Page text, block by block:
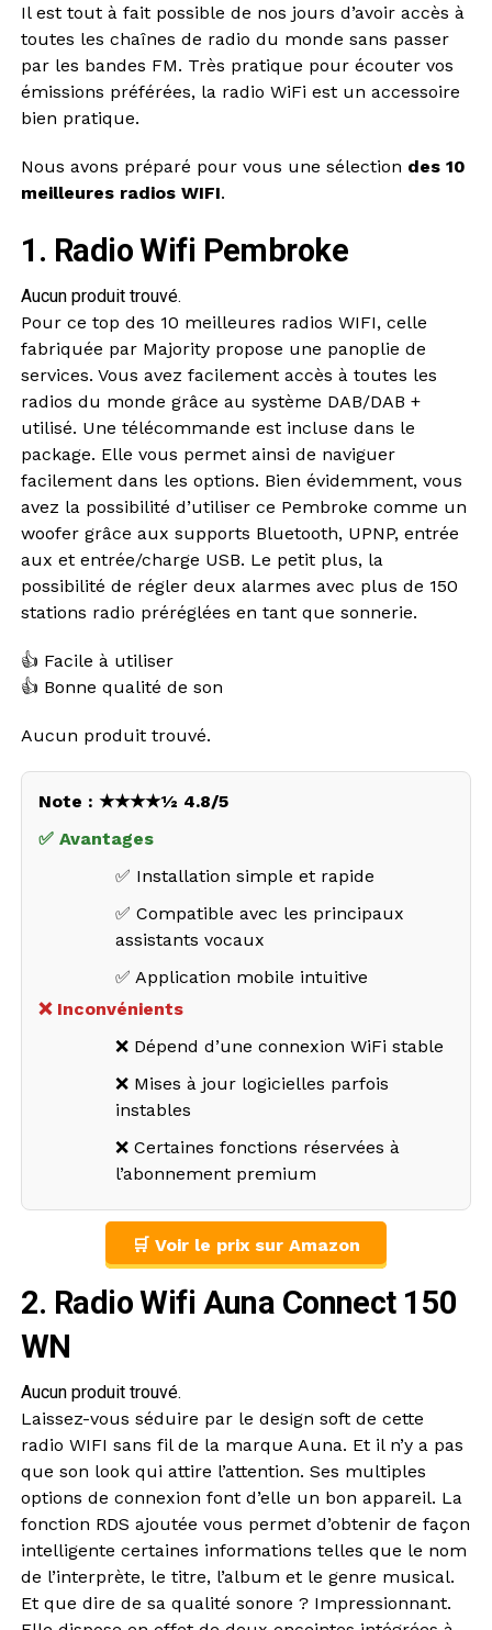
Il est tout à fait possible de nos jours d’avoir accès à
toutes les chaînes de radio du monde sans passer
par les bandes FM. Très pratique pour écouter vos
émissions préférées, la radio WiFi est un accessoire
bien pratique.
Nous avons préparé pour vous une sélection des 10
meilleures radios WIFI.
1. Radio Wifi Pembroke
Aucun produit trouvé.
Pour ce top des 10 meilleures radios WIFI, celle
fabriquée par Majority propose une panoplie de
services. Vous avez facilement accès à toutes les
radios du monde grâce au système DAB/DAB +
utilisé. Une télécommande est incluse dans le
package. Elle vous permet ainsi de naviguer
facilement dans les options. Bien évidemment, vous
avez la possibilité d’utiliser ce Pembroke comme un
woofer grâce aux supports Bluetooth, UPNP, entrée
aux et entrée/charge USB. Le petit plus, la
possibilité de régler deux alarmes avec plus de 150
stations radio préréglées en tant que sonnerie.
👍 Facile à utiliser
👍 Bonne qualité de son
Aucun produit trouvé.
Note : ★★★★½ 4.8/5
✅ Avantages
✅ Installation simple et rapide
✅ Compatible avec les principaux
assistants vocaux
✅ Application mobile intuitive
❌ Inconvénients
❌ Dépend d’une connexion WiFi stable
❌ Mises à jour logicielles parfois
instables
❌ Certaines fonctions réservées à
l’abonnement premium
🛒 Voir le prix sur Amazon
2. Radio Wifi Auna Connect 150
WN
Aucun produit trouvé.
Laissez-vous séduire par le design soft de cette
radio WIFI sans fil de la marque Auna. Et il n’y a pas
que son look qui attire l’attention. Ses multiples
options de connexion font d’elle un bon appareil. La
fonction RDS ajoutée vous permet d’obtenir de façon
intelligente certaines informations telles que le nom
de l’interprète, le titre, l’album et le genre musical.
Et que dire de sa qualité sonore ? Impressionnant.